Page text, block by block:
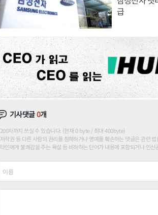
급
기사댓글0개
200자까지 쓰실 수 있습니다. (현재 0 byte / 최대 400byte)
저작권 등 다른 사람의 권리를 침해하거나 명예를 훼손하는 댓글은 관련
타인에게 불쾌감을 주는 욕설 등 비하하는 단어가 내용에 포함되거나 인